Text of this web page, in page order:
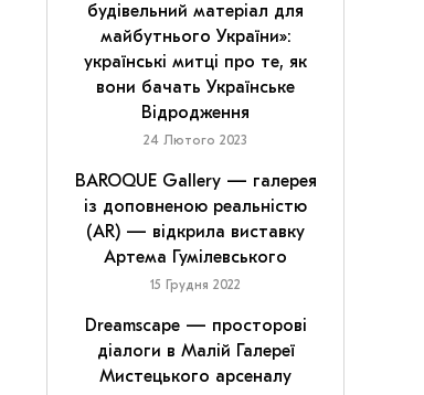
будівельний матеріал для
майбутнього України»:
українські митці про те, як
вони бачать Українське
Відродження
24 Лютого 2023
BAROQUE Gallery — галерея
із доповненою реальністю
(AR) — відкрила виставку
Артема Гумілевського
15 Грудня 2022
Dreamscape — просторові
діалоги в Малій Галереї
Мистецького арсеналу